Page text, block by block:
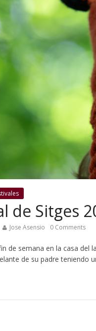
de Sitges
Jose Asensio 0 Comments
de semana en la casa
de su padre teniendo